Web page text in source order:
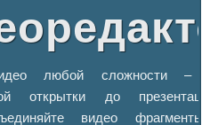
любой сложности –
открытки до
видео